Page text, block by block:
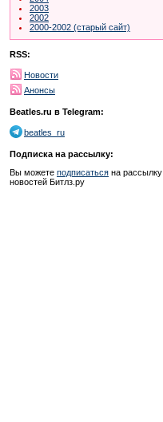
2003
2002
2000-2002 (старый сайт)
RSS:
Новости
Анонсы
Beatles.ru в Telegram:
beatles_ru
Подписка на рассылку:
Вы можете подписаться на рассылку
новостей Битлз.ру